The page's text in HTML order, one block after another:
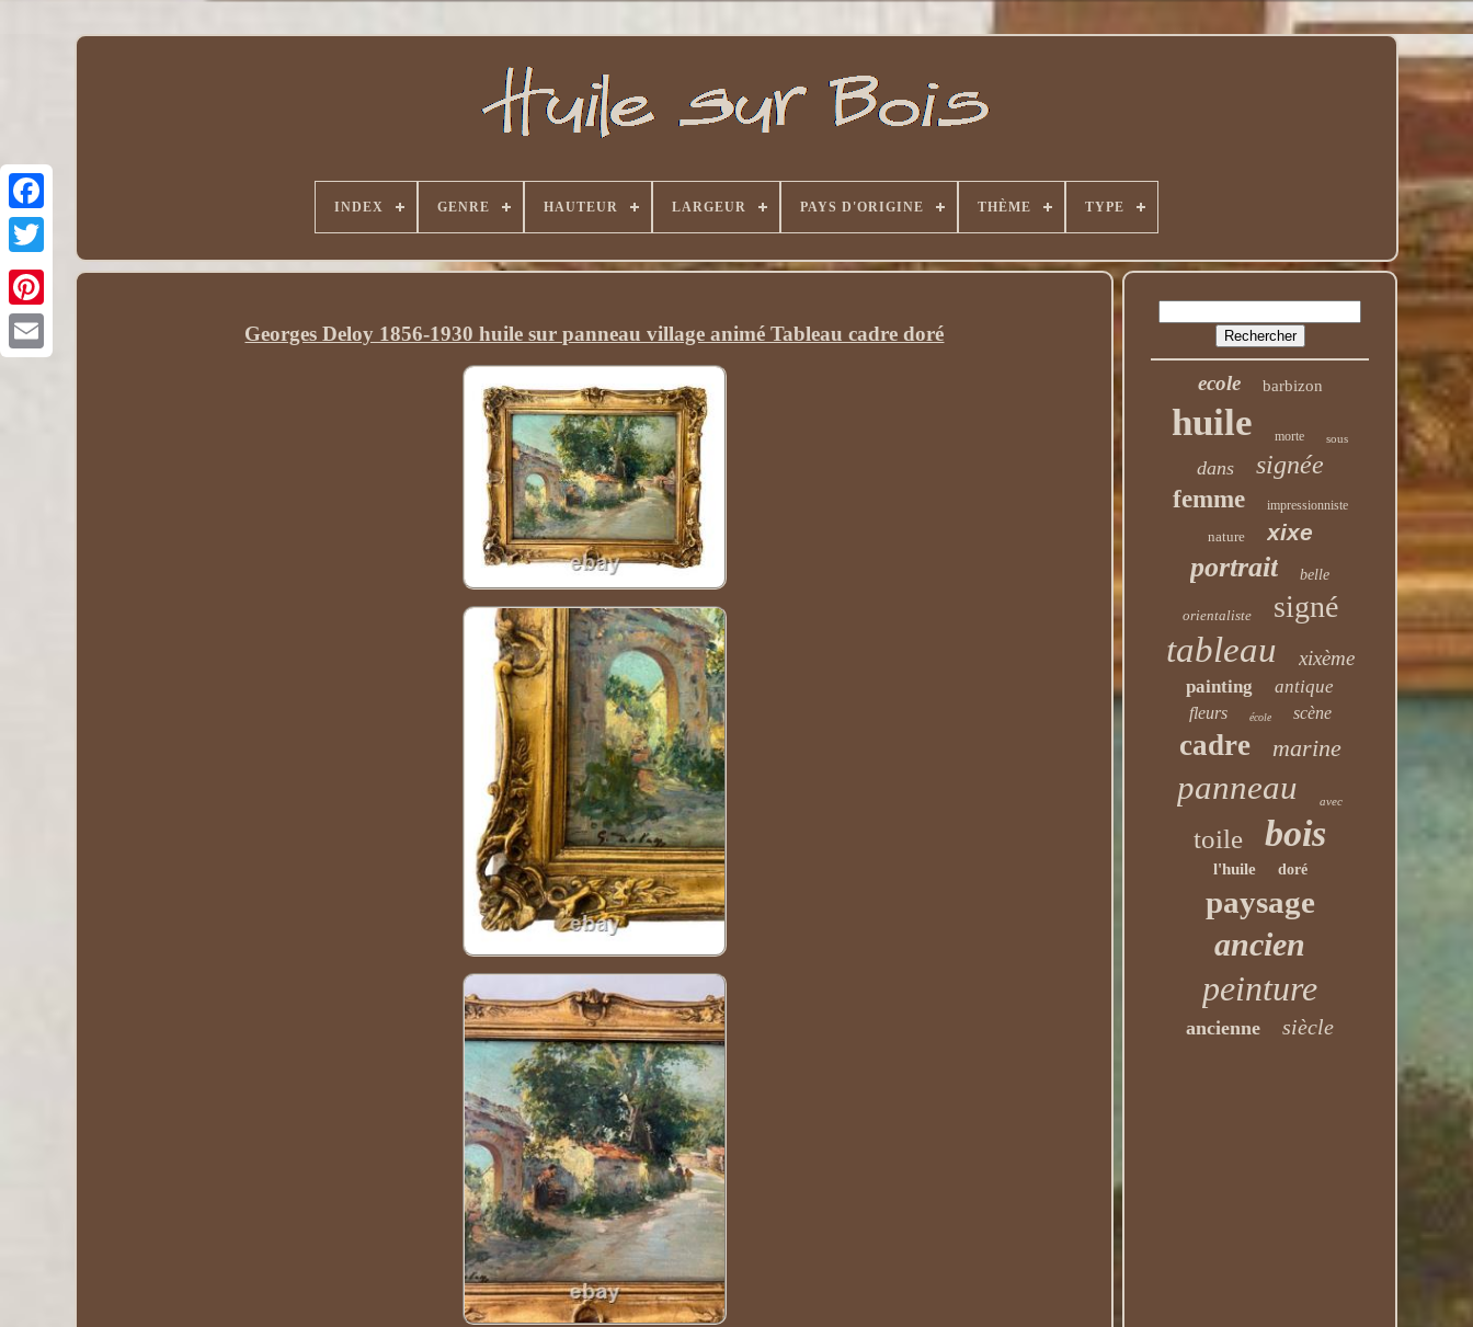
INDEX GENRE HAUTEUR LARGEUR PAYS D'ORIGINE THÈME TYPE
Georges Deloy 1856-1930 huile sur panneau village animé Tableau cadre doré
ecole barbizon
huile morte sous
dans signée
femme impressionniste
nature xixe
portrait belle
orientaliste signé
tableau xixème
painting antique
fleurs école scène
cadre marine
panneau avec
toile bois
l'huile doré
paysage
ancien
peinture
ancienne siècle